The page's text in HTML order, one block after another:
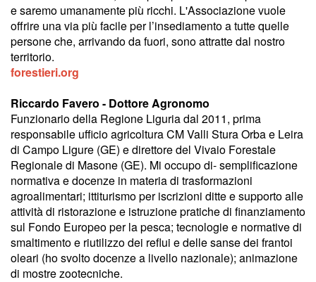
e saremo umanamente più ricchi. L'Associazione vuole
offrire una via più facile per l’insediamento a tutte quelle
persone che, arrivando da fuori, sono attratte dal nostro
territorio.
forestieri.org
Riccardo Favero - Dottore Agronomo
Funzionario della Regione Liguria dal 2011, prima
responsabile ufficio agricoltura CM Valli Stura Orba e Leira
di Campo Ligure (GE) e direttore del Vivaio Forestale
Regionale di Masone (GE). Mi occupo di- semplificazione
normativa e docenze in materia di trasformazioni
agroalimentari; ittiturismo per iscrizioni ditte e supporto alle
attività di ristorazione e istruzione pratiche di finanziamento
sul Fondo Europeo per la pesca; tecnologie e normative di
smaltimento e riutilizzo dei reflui e delle sanse dei frantoi
oleari (ho svolto docenze a livello nazionale); animazione
di mostre zootecniche.